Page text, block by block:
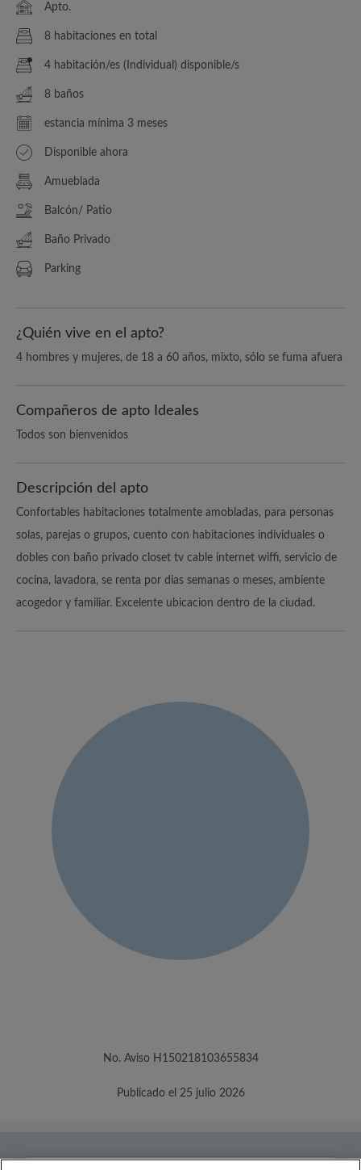
Apto.
8 habitaciones en total
4 habitación/es (Individual) disponible/s
8 baños
estancia mínima 3 meses
Disponible ahora
Amueblada
Balcón/ Patio
Baño Privado
Parking
¿Quién vive en el apto?
4 hombres y mujeres, de 18 a 60 años, mixto, sólo se fuma afuera
Compañeros de apto Ideales
Todos son bienvenidos
Descripción del apto
Confortables habitaciones totalmente amobladas, para personas
solas, parejas o grupos, cuento con habitaciones individuales o
dobles con baño privado closet tv cable internet wiffi, servicio de
cocina, lavadora, se renta por dias semanas o meses, ambiente
acogedor y familiar. Excelente ubicacion dentro de la ciudad.
No. Aviso H150218103655834
Publicado el 25 julio 2026